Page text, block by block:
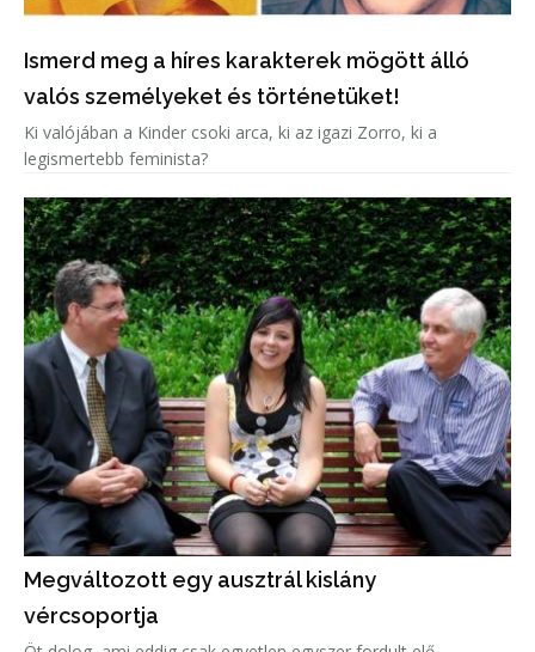
Ismerd meg a híres karakterek mögött álló
valós személyeket és történetüket!
Ki valójában a Kinder csoki arca, ki az igazi Zorro, ki a
legismertebb feminista?
Megváltozott egy ausztrál kislány
vércsoportja